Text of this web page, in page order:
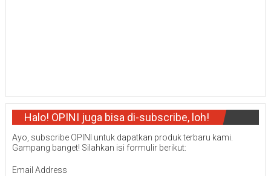
Halo! OPINI juga bisa di-subscribe, loh!
Ayo, subscribe OPINI untuk dapatkan produk terbaru kami.
Gampang banget! Silahkan isi formulir berikut:
Email Address